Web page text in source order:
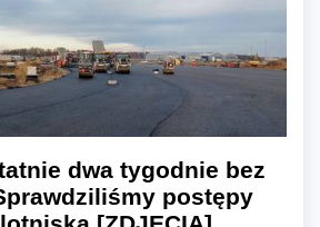
dwa tygodnie bez
postępy